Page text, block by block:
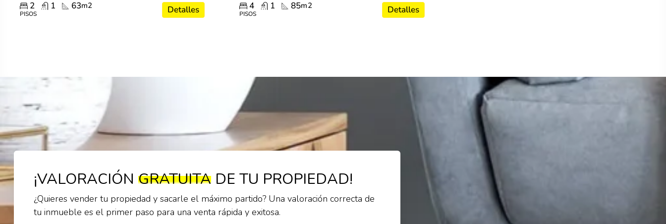
2 1 63m2
PISOS Detalles 4 1 85m2
PISOS Detalles
¡VALORACIÓN GRATUITA DE TU PROPIEDAD!
¿Quieres vender tu propiedad y sacarle el máximo partido? Una valoración correcta de
tu inmueble es el primer paso para una venta rápida y exitosa.